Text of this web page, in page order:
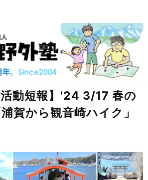
活動短報】'24 3/17 春の
賀から観音崎ハイク」